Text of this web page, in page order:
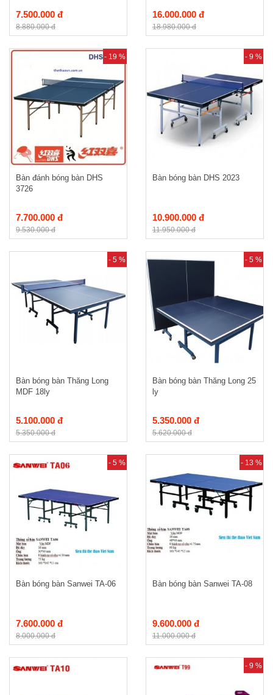
7.500.000 đ
8.880.000 đ
16.000.000 đ
18.980.000 đ
- 19 %
Bàn đánh bóng bàn DHS
3726
7.700.000 đ
9.530.000 đ
- 9 %
Bàn bóng bàn DHS 2023
10.900.000 đ
11.950.000 đ
- 5 %
Bàn bóng bàn Thăng Long
MDF 18ly
5.100.000 đ
5.350.000 đ
- 5 %
Bàn bóng bàn Thăng Long 25
ly
5.350.000 đ
5.620.000 đ
- 5 %
Bàn bóng bàn Sanwei TA-06
7.600.000 đ
8.000.000 đ
- 13 %
Bàn bóng bàn Sanwei TA-08
9.600.000 đ
11.000.000 đ
- 9 %